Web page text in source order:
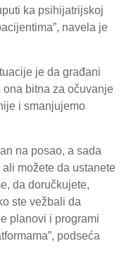
ka psihijatrijskoj
navela je
je da građani
bitna za očuvanje
i smanjujemo
na posao, a sada
možete da ustanete
da doručkujete,
ste vežbali da
planovi i programi
podseća